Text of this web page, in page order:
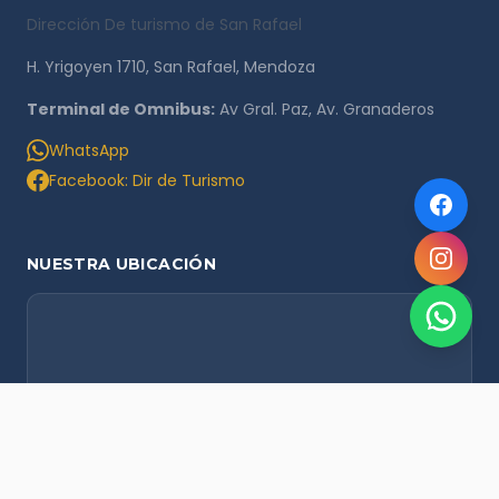
Dirección De turismo de San Rafael
H. Yrigoyen 1710, San Rafael, Mendoza
Terminal de Omnibus: Av Gral. Paz, Av. Granaderos
WhatsApp
Facebook: Dir de Turismo
NUESTRA UBICACIÓN